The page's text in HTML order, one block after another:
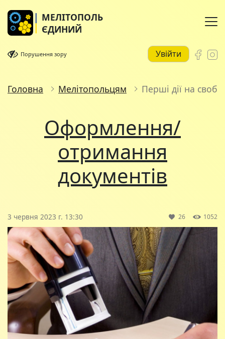
МЕЛІТОПОЛЬ
ЄДИНИЙ
Порушення зору Увійти
Головна Мелітопольцям Перші дії на
Оформлення/
отримання
документів
3 червня 2023 г. 13:30 26 1052